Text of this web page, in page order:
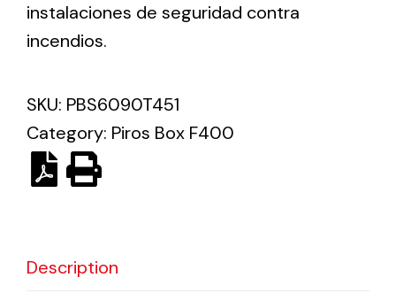
Variedad de soluciones solares para todo tipo
de necesidades.
Solar lighting
Variety of solar solutions for all kinds of needs.
instalaciones de seguridad contra
incendios.
SKU: PBS6090T451
Category: Piros Box F400
Description